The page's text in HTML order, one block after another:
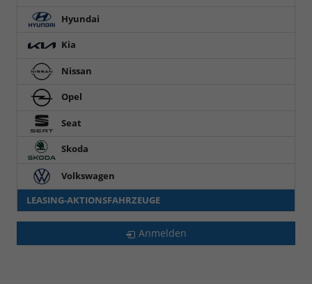
Hyundai
Kia
Nissan
Opel
Seat
Skoda
Volkswagen
LEASING-AKTIONSFAHRZEUGE
Anmelden